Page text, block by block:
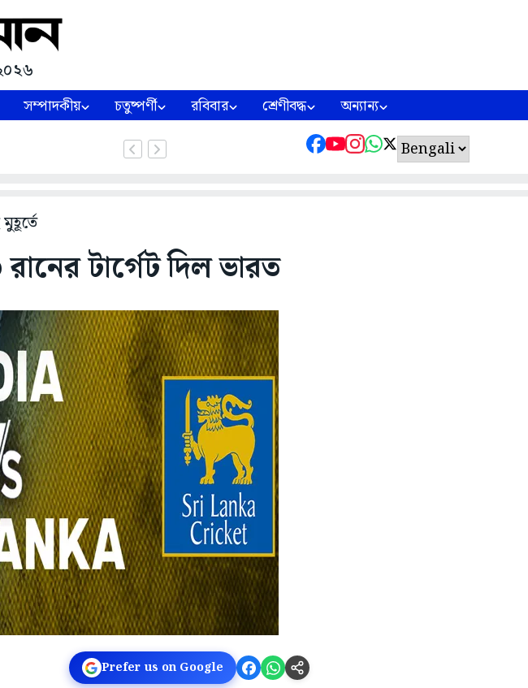
সম্পাদকীয় চতুষ্পর্ণী রবিবার শ্রেণীবদ্ধ অন্যান্য
টার্গেট দিল ভারত
Prefer us on Google